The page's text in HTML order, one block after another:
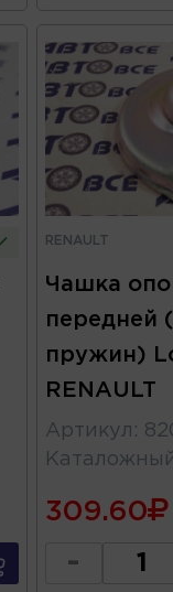
RENAULT
Чашка
передней
пружин)
RENAULT
Артикул :
309.60
-